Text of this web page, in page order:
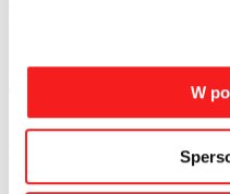
W
ich już 53%. Zmniejszył się
było ich 47%, podczas gdy w
Do komunikacji z klientami
Następne w kolejności są:
media społecznościowe